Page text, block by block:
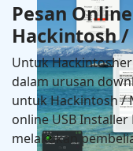
Pesan
Hackintosh /
Untuk
dalam urusan
untuk Hackintosh /
online USB
melakukan